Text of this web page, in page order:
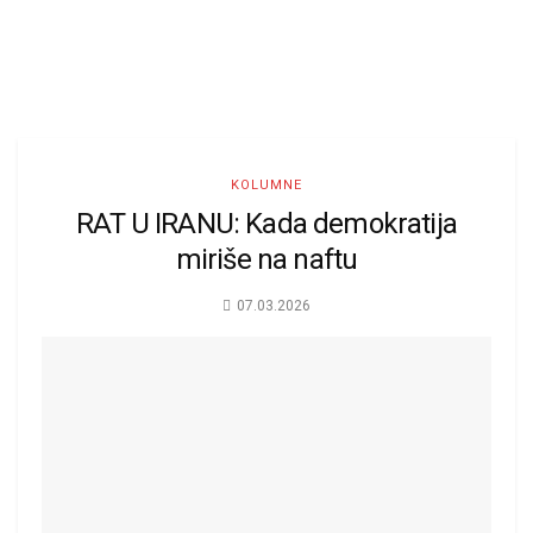
KOLUMNE
RAT U IRANU: Kada demokratija
miriše na naftu
07.03.2026